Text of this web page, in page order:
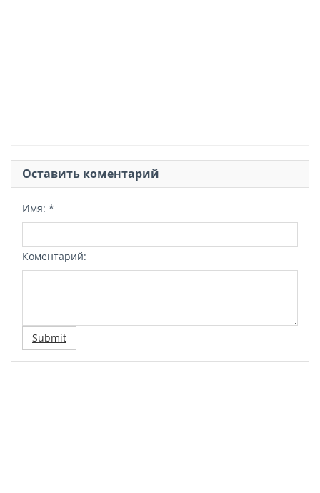
Оставить коментарий
Имя: *
Коментарий:
Submit